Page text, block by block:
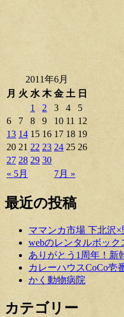
2011年6月
月 火 水 木 金 土 日
« 5月 7月 »
1 2 3 4
5
6
7 8 9 10 11 12
13 14 15 16 17 18 19
20 21 22 23 24 25 26
27 28 29 30
最近の投稿
ママンカ市場 下北沢×
webのレンタルボック
ありがとう1周年！新
カレーハウスCoCo壱
かく動物病院
カテゴリー